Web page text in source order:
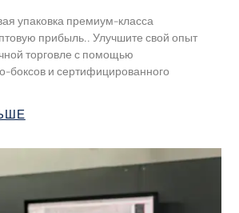
упаковка премиум-класса
прибыль.. Улучшите свой опыт
торговле с помощью
боксов и сертифицированного